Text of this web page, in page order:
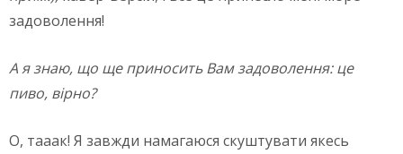
задоволення!
А я знаю, що ще приносить Вам задоволення: це
пиво, вірно?
О, тааак! Я завжди намагаюся скуштувати якесь